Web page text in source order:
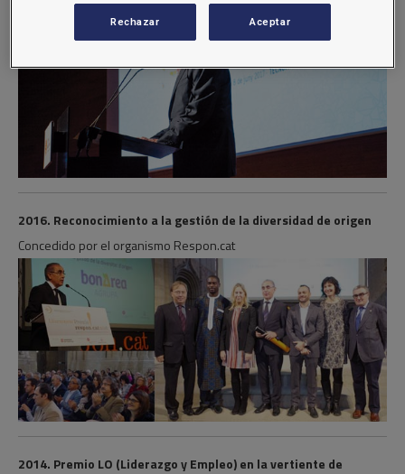
2016. Reconocimiento a la gestión de la diversidad de origen
Concedido por el organismo Respon.cat
2014. Premio LO (Liderazgo y Empleo) en la vertiente de
Rechazar Aceptar